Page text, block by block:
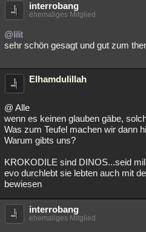
interrobang
ehemaliges Mitglied
@lilit
sehr schön gesagt und gut zum
Elhamdulillah
@ Alle
wenn es keinen glauben gäbe,
Was zum Teufel machen wir dann
Warum gibts uns?
KROKODILE sind DINOS...seid
evo durchlebt sie lebten auch mit
bewiesen
interrobang
ehemaliges Mitglied